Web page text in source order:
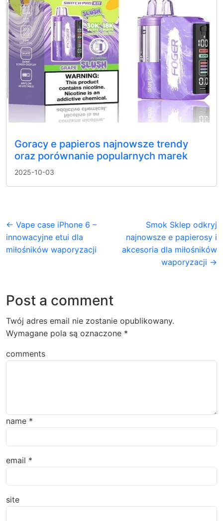
Goracy e papieros najnowsze trendy
oraz porównanie popularnych marek
2025-10-03
← Vape case iPhone 6 –
innowacyjne etui dla
miłośników waporyzacji
Smok Sklep odkryj
najnowsze e papierosy i
akcesoria dla miłośników
waporyzacji →
Post a comment
Twój adres email nie zostanie opublikowany.
Wymagane pola są oznaczone *
comments
name *
email *
site